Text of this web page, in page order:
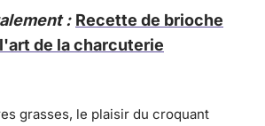
: Recette de brioche
de la charcuterie
grasses, le plaisir du croquant